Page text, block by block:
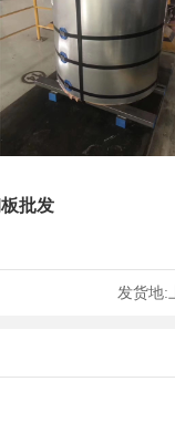
批发
发货地: